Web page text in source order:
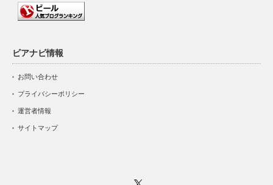
ビアナビ情報
お問い合わせ
プライバシーポリシー
運営者情報
サイトマップ